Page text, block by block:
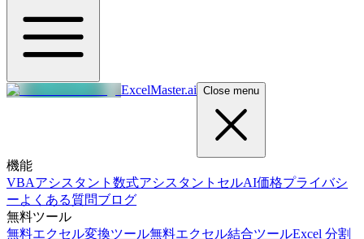
ExcelMaster.ai Close menu
機能
VBAアシスタント 数式アシスタント セルAI価格プライバシ
ーよくある質問ブログ
無料ツール
無料エクセル変換ツール無料エクセル結合ツールExcel 分割